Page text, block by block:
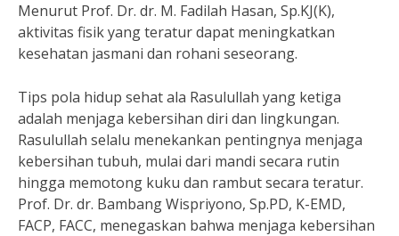
Menurut Prof. Dr. dr. M. Fadilah Hasan, Sp.KJ(K),
aktivitas fisik yang teratur dapat meningkatkan
kesehatan jasmani dan rohani seseorang.
Tips pola hidup sehat ala Rasulullah yang ketiga
adalah menjaga kebersihan diri dan lingkungan.
Rasulullah selalu menekankan pentingnya menjaga
kebersihan tubuh, mulai dari mandi secara rutin
hingga memotong kuku dan rambut secara teratur.
Prof. Dr. dr. Bambang Wispriyono, Sp.PD, K-EMD,
FACP, FACC, menegaskan bahwa menjaga kebersihan